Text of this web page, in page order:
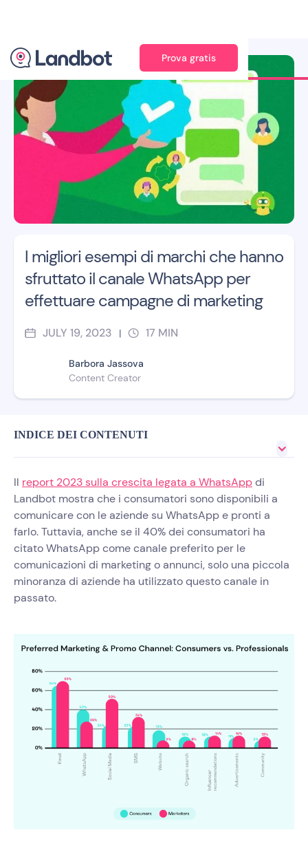
Prova gratis
I migliori esempi di marchi che hanno
sfruttato il canale WhatsApp per
effettuare campagne di marketing
JULY 19, 2023 | 17 MIN
Barbora Jassova
Content Creator
Illustrazione: Adan Augusto
INDICE DEI CONTENUTI
Il report 2023 sulla crescita legata a WhatsAppdi
Landbot mostra che i consumatori sono disponibili a
comunicare con le aziende su WhatsApp e pronti a
farlo. Tuttavia, anche se il 40% dei consumatori ha
citato WhatsApp come canale preferito per le
comunicazioni di marketing o annunci, solo una piccola
minoranza di aziende ha utilizzato questo canale in
passato.